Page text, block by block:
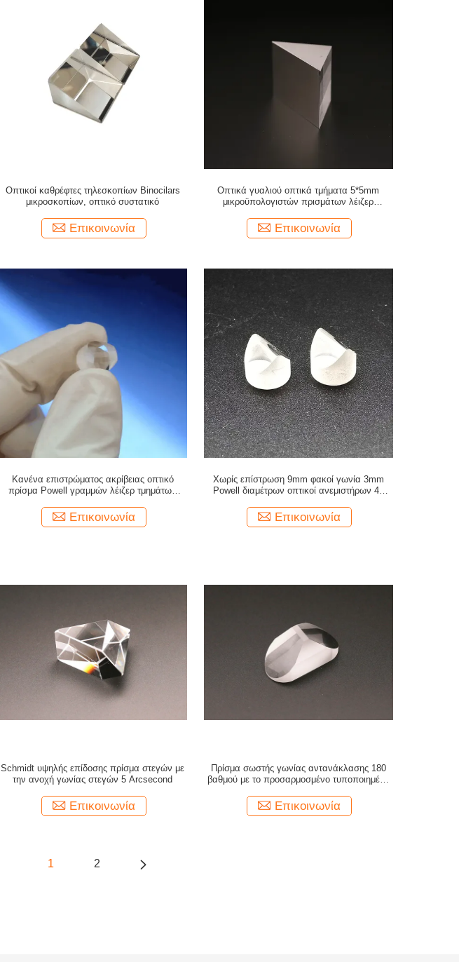
Οπτικοί καθρέφτες τηλεσκοπίων Binocilars
μικροσκοπίων, οπτικό συστατικό
Επικοινωνία
Οπτικά γυαλιού οπτικά τμήματα 5*5mm
μικροϋπολογιστών πρισμάτων λέιζερ
Επικοινωνία
Κανένα επιστρώματος ακρίβειας οπτικό
πρίσμα Powell γραμμών λέιζερ τμημάτων
Επικοινωνία
Χωρίς επίστρωση 9mm φακοί γωνία 3mm
Powell διαμέτρων οπτικοί ανεμιστήρων 45
Επικοινωνία
Schmidt υψηλής επίδοσης πρίσμα στεγών με
την ανοχή γωνίας στεγών 5 Arcsecond
Επικοινωνία
Πρίσμα σωστής γωνίας αντανάκλασης 180
βαθμού με το προσαρμοσμένο τυποποιημένο
Επικοινωνία
1 2